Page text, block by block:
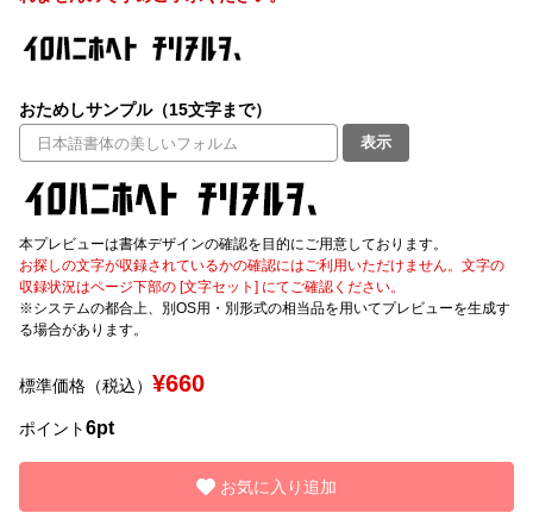
お問い合わせ
文字種類
価格帯
〜
リセット
おためしサンプル（15文字まで）
表示
本プレビューは書体デザインの確認を目的にご用意しております。
お探しの文字が収録されているかの確認にはご利用いただけません。文字の
収録状況はページ下部の [文字セット] にてご確認ください。
※システムの都合上、別OS用・別形式の相当品を用いてプレビューを生成す
る場合があります。
標準価格（税込） ¥660
ポイント6pt
お気に入り追加